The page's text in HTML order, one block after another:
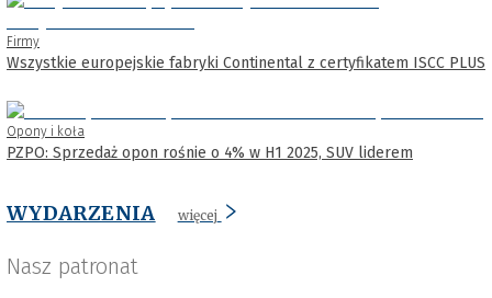
Firmy
Wszystkie europejskie fabryki Continental z certyfikatem ISCC PLUS
Opony i koła
PZPO: Sprzedaż opon rośnie o 4% w H1 2025, SUV liderem
WYDARZENIA więcej
Nasz patronat